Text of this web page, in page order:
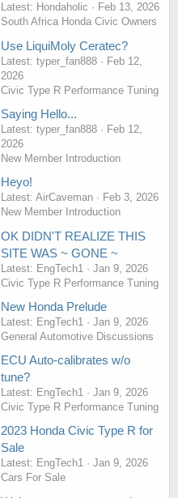
Latest: Hondaholic
Feb 13, 2026
South Africa Honda Civic Owners
Use LiquiMoly Ceratec?
Latest: typer_fan888
Feb 12,
2026
Civic Type R Performance Tuning
Saying Hello...
Latest: typer_fan888
Feb 12,
2026
New Member Introduction
Heyo!
Latest: AirCaveman
Feb 3, 2026
New Member Introduction
OK DIDN'T REALIZE THIS
SITE WAS ~ GONE ~
Latest: EngTech1
Jan 9, 2026
Civic Type R Performance Tuning
New Honda Prelude
Latest: EngTech1
Jan 9, 2026
General Automotive Discussions
ECU Auto-calibrates w/o
tune?
Latest: EngTech1
Jan 9, 2026
Civic Type R Performance Tuning
2023 Honda Civic Type R for
Sale
Latest: EngTech1
Jan 9, 2026
Cars For Sale